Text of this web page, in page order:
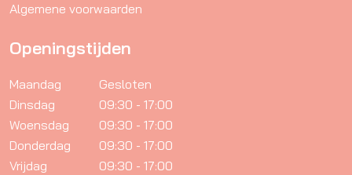
Algemene voorwaarden
Openingstijden
Maandag
Gesloten
Dinsdag
09:30 - 17:00
Woensdag
09:30 - 17:00
Donderdag
09:30 - 17:00
Vrijdag
09:30 - 17:00